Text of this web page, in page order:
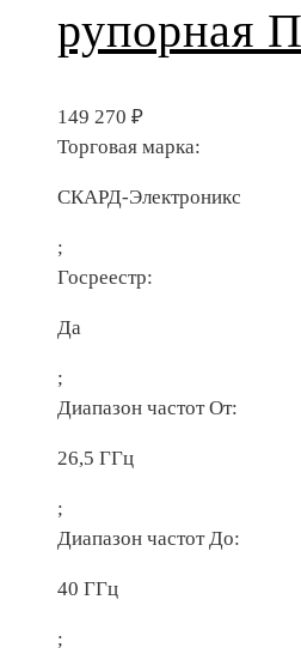
рупорная
149 270 ₽
Торговая марка:
СКАРД-Электроникс
;
Госреестр:
Да
;
Диапазон частот От:
26,5 ГГц
;
Диапазон частот До:
40 ГГц
;